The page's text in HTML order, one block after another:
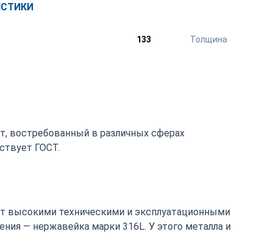
133 Толщина
востребованный в различных сферах
ГОСТ.
техническими и эксплуатационными
— нержавейка марки 316L. У этого металла и